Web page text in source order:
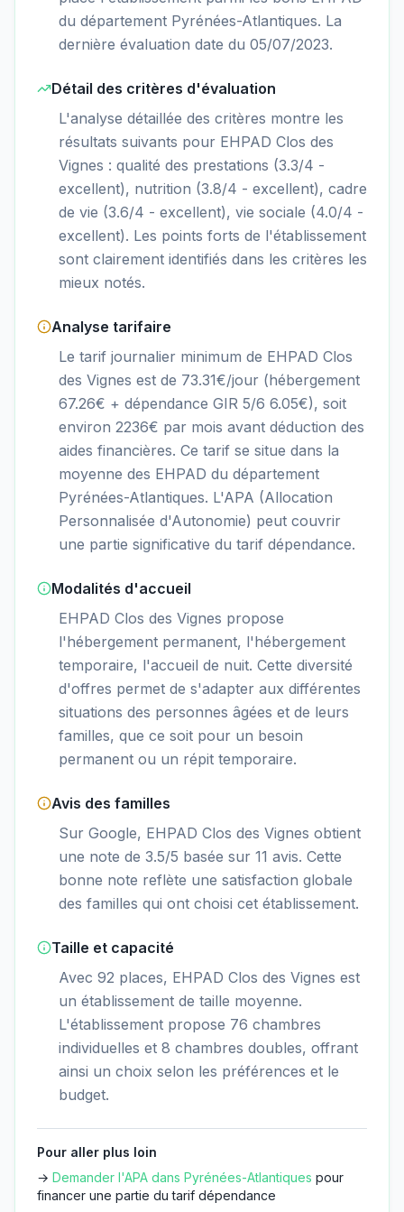
du département Pyrénées-Atlantiques. La
dernière évaluation date du 05/07/2023.
Détail des critères d'évaluation
L'analyse détaillée des critères montre les
résultats suivants pour EHPAD Clos des
Vignes : qualité des prestations (3.3/4 -
excellent), nutrition (3.8/4 - excellent), cadre
de vie (3.6/4 - excellent), vie sociale (4.0/4 -
excellent). Les points forts de l'établissement
sont clairement identifiés dans les critères les
mieux notés.
Analyse tarifaire
Le tarif journalier minimum de EHPAD Clos
des Vignes est de 73.31€/jour (hébergement
67.26€ + dépendance GIR 5/6 6.05€), soit
environ 2236€ par mois avant déduction des
aides financières. Ce tarif se situe dans la
moyenne des EHPAD du département
Pyrénées-Atlantiques. L'APA (Allocation
Personnalisée d'Autonomie) peut couvrir
une partie significative du tarif dépendance.
Modalités d'accueil
EHPAD Clos des Vignes propose
l'hébergement permanent, l'hébergement
temporaire, l'accueil de nuit. Cette diversité
d'offres permet de s'adapter aux différentes
situations des personnes âgées et de leurs
familles, que ce soit pour un besoin
permanent ou un répit temporaire.
Avis des familles
Sur Google, EHPAD Clos des Vignes obtient
une note de 3.5/5 basée sur 11 avis. Cette
bonne note reflète une satisfaction globale
des familles qui ont choisi cet établissement.
Taille et capacité
Avec 92 places, EHPAD Clos des Vignes est
un établissement de taille moyenne.
L'établissement propose 76 chambres
individuelles et 8 chambres doubles, offrant
ainsi un choix selon les préférences et le
budget.
Pour aller plus loin
→ Demander l'APA dans Pyrénées-Atlantiques pour
financer une partie du tarif dépendance